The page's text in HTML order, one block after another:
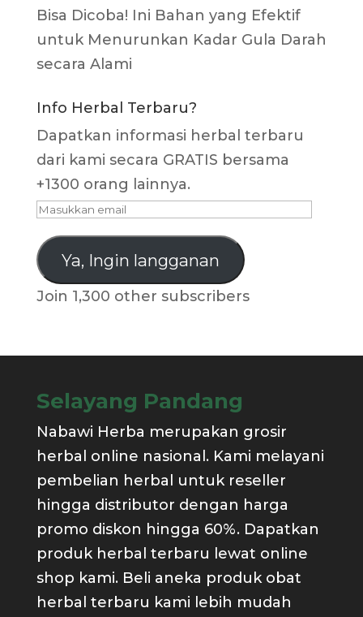
Bisa Dicoba! Ini Bahan yang Efektif
untuk Menurunkan Kadar Gula Darah
secara Alami
Info Herbal Terbaru?
Dapatkan informasi herbal terbaru
dari kami secara GRATIS bersama
+1300 orang lainnya.
Masukkan
email
Ya, Ingin langganan
Join 1,300 other subscribers
Selayang Pandang
Nabawi Herba merupakan grosir
herbal online nasional. Kami melayani
pembelian herbal untuk reseller
hingga distributor dengan harga
promo diskon hingga 60%. Dapatkan
produk herbal terbaru lewat online
shop kami. Beli aneka produk obat
herbal terbaru kami lebih mudah